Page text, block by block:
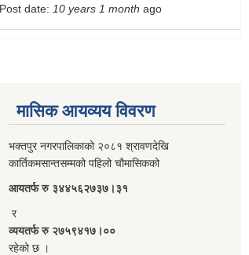
Post date: 10 years 1 month ago
मासिक आयव्यय विवरण
भक्तपुर नगरपालिकाको २०८१ श्रावणदेखि
कार्तिकमसान्तसम्मको पहिलो चौमासिकको
आयतर्फ रु‌ ३४४५६२७३७।३१
र
व्ययतर्फ रु २७५९४१७।००
रहेको छ ।